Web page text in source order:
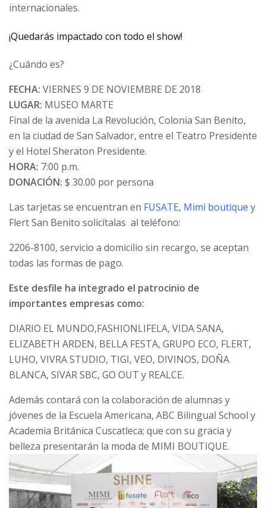
internacionales.
¡Quedarás impactado con todo el show!
¿Cuándo es?
FECHA: VIERNES 9 DE NOVIEMBRE DE 2018
LUGAR: MUSEO MARTE
Final de la avenida La Revolución, Colonia San Benito,
en la ciudad de San Salvador, entre el Teatro Presidente
y el Hotel Sheraton Presidente.
HORA: 7:00 p.m.
DONACIÓN: $ 30.00 por persona
Las tarjetas se encuentran en FUSATE, Mimi boutique y
Flert San Benito solicítalas al teléfono:
2206-8100, servicio a domicilio sin recargo, se aceptan
todas las formas de pago.
Este desfile ha integrado el patrocinio de
importantes empresas como:
DIARIO EL MUNDO,FASHIONLIFELA, VIDA SANA,
ELIZABETH ARDEN, BELLA FESTA, GRUPO ECO, FLERT,
LUHO, VIVRA STUDIO, TIGI, VEO, DIVINOS, DOÑA
BLANCA, SIVAR SBC, GO OUT y REALCE.
Además contará con la colaboración de alumnas y
jóvenes de la Escuela Americana, ABC Bilingual School y
Academia Británica Cuscatleca; que con su gracia y
belleza presentarán la moda de MIMI BOUTIQUE.